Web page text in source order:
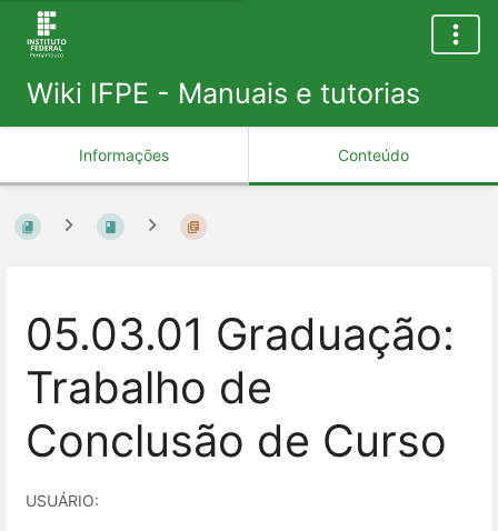
Wiki IFPE - Manuais e tutorias
Informações Conteúdo
05.03.01 Graduação:
Trabalho de
Conclusão de Curso
USUÁRIO: